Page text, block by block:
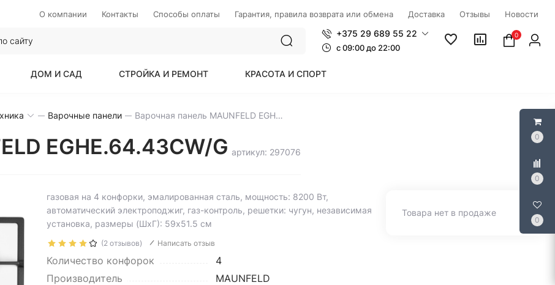
0
0
0
О компании Контакты Способы оплаты Гарантия, правила возврата или обмена Доставка Отзывы Новости
+375 29 689 55 22
c 09:00 до 22:00
0
ДОМ И САД СТРОЙКА И РЕМОНТ КРАСОТА И СПОРТ
Варочные панели Варочная панель MAUNFELD EGHE.64.43CW/G
EGHE.64.43CW/G артикул: 297076
газовая на 4 конфорки, эмалированная сталь, мощность: 8200 Вт,
автоматический электроподжиг, газ-контроль, решетки: чугун, независимая
установка, размеры (ШхГ): 59x51.5 см
(2 отзывов) Написать отзыв
Количество конфорок
4
Производитель
MAUNFELD
Товара нет в продаже